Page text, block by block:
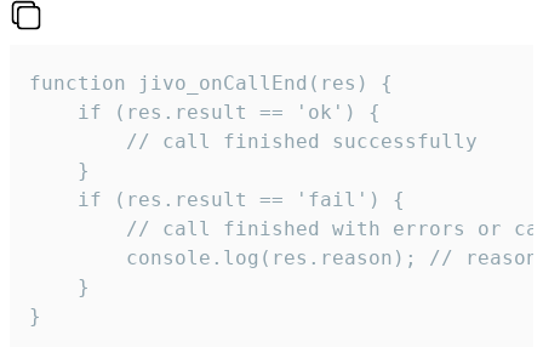
function jivo_onCallEnd(res) {
    if (res.result == 'ok') {
        // call finished successfully
    }
    if (res.result == 'fail') {
// call finished with errors or
console.log(res.reason); //
    }
}